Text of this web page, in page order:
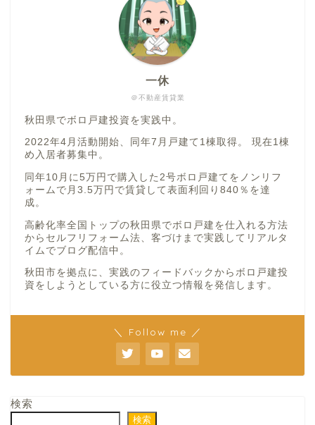
＠不動産賃貸業
一休
秋田県でボロ戸建投資を実践中。
2022年4月活動開始、同年7月戸建て1棟取得。 現在1棟
め入居者募集中。
同年10月に5万円で購入した2号ボロ戸建てをノンリフ
ォームで月3.5万円で賃貸して表面利回り840％を達
成。
高齢化率全国トップの秋田県でボロ戸建を仕入れる方法
からセルフリフォーム法、客づけまで実践してリアルタ
イムでブログ配信中。
秋田市を拠点に、実践のフィードバックからボロ戸建投
資をしようとしている方に役立つ情報を発信します。
＼ Follow me ／
検索
検索